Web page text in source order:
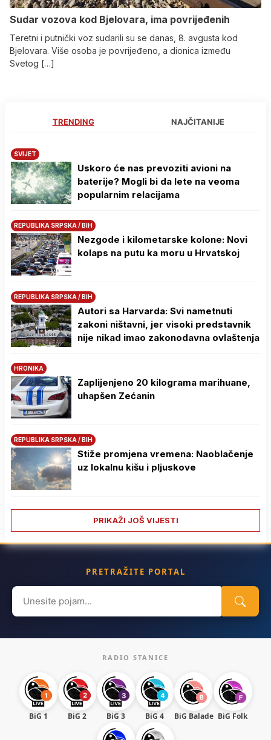
Sudar vozova kod Bjelovara, ima povrijeđenih
Teretni i putnički voz sudarili su se danas, 8. avgusta kod
Bjelovara. Više osoba je povrijeđeno, a dionica između
Svetog […]
TRENDING NAJČITANIJE
SVIJET
Uskoro će nas prevoziti avioni na
baterije? Mogli bi da lete na veoma
popularnim relacijama
REPUBLIKA SRPSKA / BIH
Nezgode i kilometarske kolone: Novi
kolaps na putu ka moru u Hrvatskoj
REPUBLIKA SRPSKA / BIH
Autori sa Harvarda: Svi nametnuti
zakoni ništavni, jer visoki predstavnik
nije nikad imao zakonodavna ovlaštenja
HRONIKA
Zaplijenjeno 20 kilograma marihuane,
uhapšen Zećanin
REPUBLIKA SRPSKA / BIH
Stiže promjena vremena: Naoblačenje
uz lokalnu kišu i pljuskove
PRIKAŽI JOŠ VIJESTI
PRETRAŽITE PORTAL
Search
for:
RADIO STANICE
BiG 1 BiG 2 BiG 3 BiG 4 BiG Balade BiG Folk